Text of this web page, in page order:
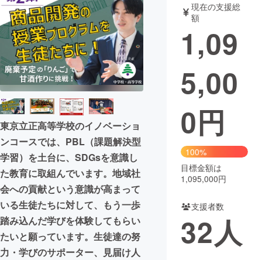
テクノロジー・ガジェット
映像・映画 書籍・雑誌
ビジネス・起業 チャレンジ
まちづくり・地域活性化
CAMPFIRE for Social Good
CAMPFIRE Creation
CAMPFIREふるさと納税machi-ya コミュニティ
東京立正高等学校のイノベーショ
ンコースでは、PBL（課題解決型
学習）を土台に、SDGsを意識し
た教育に取組んでいます。地域社
会への貢献という意識が高まって
いる生徒たちに対して、もう一歩
踏み込んだ学びを体験してもらい
たいと願っています。生徒達の努
力・学びのサポーター、見届け人
現在の支援総
額
1,09
5,00
0円
100%
目標金額は
1,095,000円
支援者数
32人